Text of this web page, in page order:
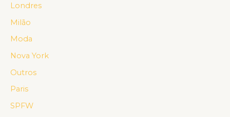
Londres
Milão
Moda
Nova York
Outros
Paris
SPFW